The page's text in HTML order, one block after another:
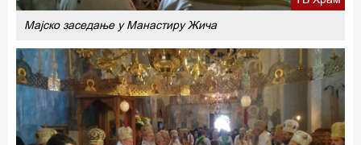
Мајско заседање у Манастиру Жича